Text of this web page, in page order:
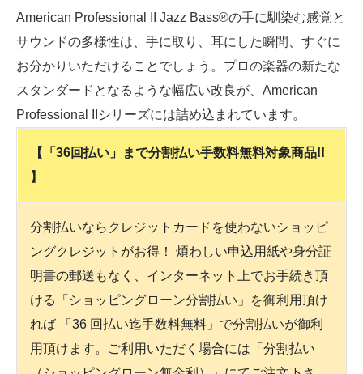
American Professional II Jazz Bass®の手に馴染む感覚と
サウンドの多様性は、手に取り、耳にした瞬間、すぐに
お分かりいただけることでしょう。プロの楽器の新たな
スタンダードとなるような幅広い改良が、American
Professional IIシリーズには詰め込まれています。
【「36回払い」まで分割払い手数料無料対象商品!!
】
分割払いならクレジットカードを使わないショッピ
ングクレジットがお得！ 煩わしい申込用紙や身分証
明書の郵送もなく、インターネット上でお手続き頂
ける「ショッピングローン分割払い」を御利用頂け
れば 「36 回払い迄手数料無料」で分割払いが御利
用頂けます。ご利用いただく場合には「分割払い